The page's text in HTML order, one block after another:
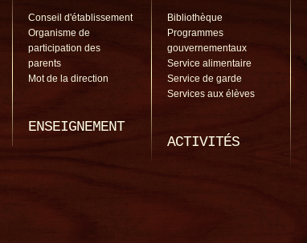
Conseil d'établissement
Organisme de
participation des
parents
Mot de la direction
ENSEIGNEMENT
Bibliothèque
Programmes
gouvernementaux
Service alimentaire
Service de garde
Services aux élèves
ACTIVITÉS